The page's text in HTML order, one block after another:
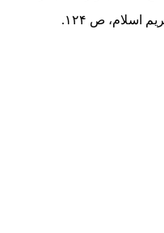
اسلام، ص ۱۲۴.